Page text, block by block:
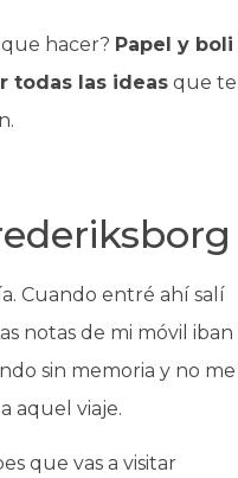
hacer? Papel y boli
todas las ideas que te
Cuando entré ahí salí
notas de mi móvil iban
sin memoria y no me
aquel viaje.
que vas a visitar